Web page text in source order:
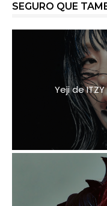
SEGURO QUE
Yeji de